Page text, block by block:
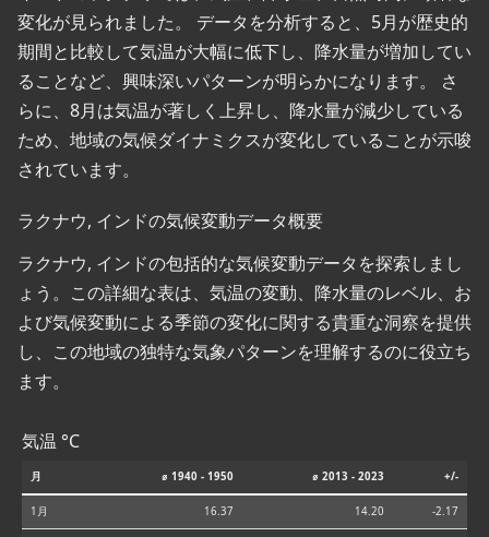
変化が見られました。 データを分析すると、5月が歴史的
期間と比較して気温が大幅に低下し、降水量が増加してい
ることなど、興味深いパターンが明らかになります。 さ
らに、8月は気温が著しく上昇し、降水量が減少している
ため、地域の気候ダイナミクスが変化していることが示唆
されています。
ラクナウ, インドの気候変動データ概要
ラクナウ, インドの包括的な気候変動データを探索しまし
ょう。この詳細な表は、気温の変動、降水量のレベル、お
よび気候変動による季節の変化に関する貴重な洞察を提供
し、この地域の独特な気象パターンを理解するのに役立ち
ます。
気温 °C
月 ⌀ 1940 - 1950 ⌀ 2013 - 2023 +/-
1月 16.37 14.20 -2.17